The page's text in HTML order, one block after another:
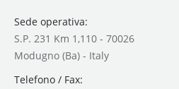
Sede operativa:
S.P. 231 Km 1,110 - 70026
Modugno (Ba) - Italy
Telefono / Fax: